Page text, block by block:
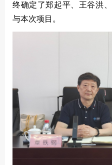
终确定了郑起平、王谷洪
与本次项目。